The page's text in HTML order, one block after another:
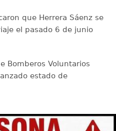
que Herrera Sáenz se
el pasado 6 de junio
Bomberos Voluntarios
estado de